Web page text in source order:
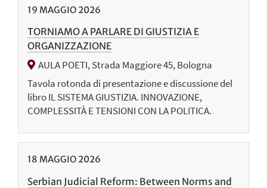
19 MAGGIO 2026
TORNIAMO A PARLARE DI GIUSTIZIA E
ORGANIZZAZIONE
AULA POETI, Strada Maggiore 45, Bologna
Tavola rotonda di presentazione e discussione del
libro IL SISTEMA GIUSTIZIA. INNOVAZIONE,
COMPLESSITÀ E TENSIONI CON LA POLITICA.
18 MAGGIO 2026
Serbian Judicial Reform: Between Norms and